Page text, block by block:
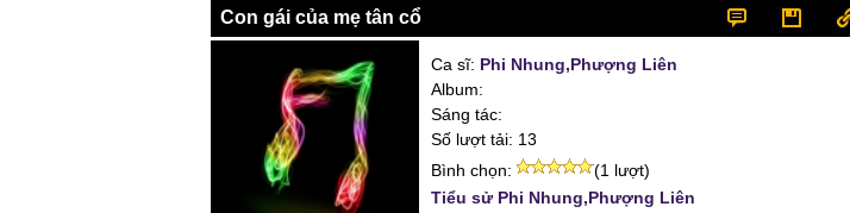
Con gái của mẹ tân cổ
Ca sĩ: Phi Nhung,Phượng Liên
Album:
Sáng tác:
Số lượt tải: 13
Bình chọn:
(1 lượt)
Tiểu sử Phi Nhung,Phượng Liên